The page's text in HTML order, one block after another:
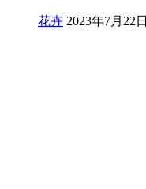
花卉 2023年7月22日